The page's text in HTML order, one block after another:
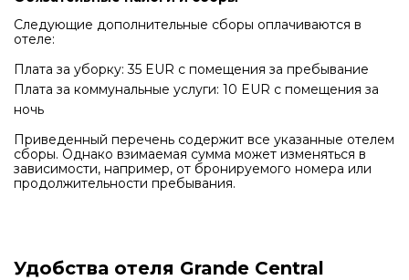
Следующие дополнительные сборы оплачиваются в
отеле:
Плата за уборку: 35 EUR с помещения за пребывание
Плата за коммунальные услуги: 10 EUR с помещения за
ночь
Приведенный перечень содержит все указанные отелем
сборы. Однако взимаемая сумма может изменяться в
зависимости, например, от бронируемого номера или
продолжительности пребывания.
Удобства отеля Grande Central